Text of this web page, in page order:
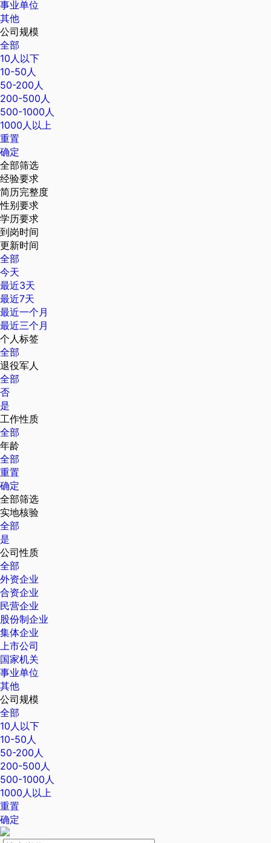
事业单位
其他
公司规模
全部
10人以下
10-50人
50-200人
200-500人
500-1000人
1000人以上
重置
确定
全部筛选
经验要求
简历完整度
性别要求
学历要求
到岗时间
更新时间
全部
今天
最近3天
最近7天
最近一个月
最近三个月
个人标签
全部
退役军人
全部
否
是
工作性质
全部
年龄
全部
重置
确定
全部筛选
实地核验
全部
是
公司性质
全部
外资企业
合资企业
民营企业
股份制企业
集体企业
上市公司
国家机关
事业单位
其他
公司规模
全部
10人以下
10-50人
50-200人
200-500人
500-1000人
1000人以上
重置
确定